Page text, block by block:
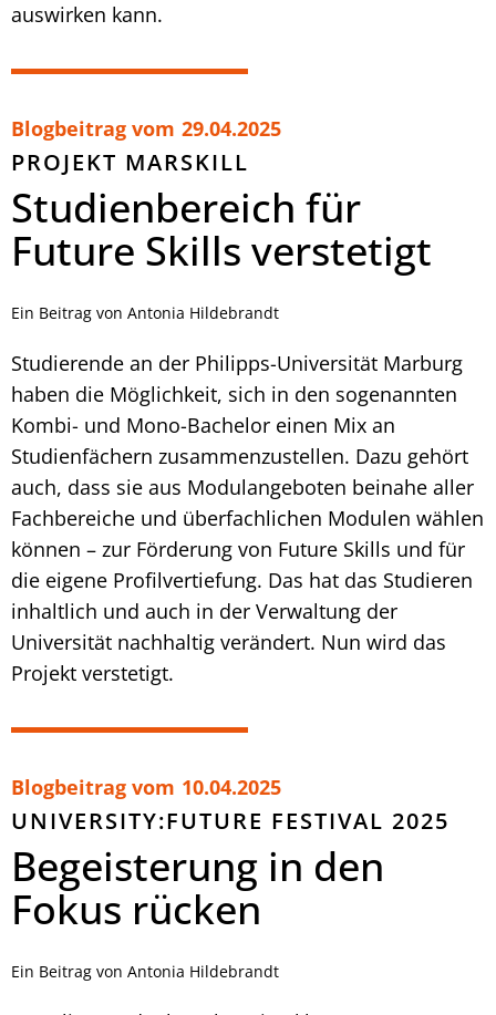
auswirken kann.
Blogbeitrag vom 29.04.2025
PROJEKT MARSKILL
Studienbereich für
Future Skills verstetigt
Ein Beitrag von Antonia Hildebrandt
Studierende an der Philipps-Universität Marburg
haben die Möglichkeit, sich in den sogenannten
Kombi- und Mono-Bachelor einen Mix an
Studienfächern zusammenzustellen. Dazu gehört
auch, dass sie aus Modulangeboten beinahe aller
Fachbereiche und überfachlichen Modulen wählen
können – zur Förderung von Future Skills und für
die eigene Profilvertiefung. Das hat das Studieren
inhaltlich und auch in der Verwaltung der
Universität nachhaltig verändert. Nun wird das
Projekt verstetigt.
Blogbeitrag vom 10.04.2025
UNIVERSITY:FUTURE FESTIVAL 2025
Begeisterung in den
Fokus rücken
Ein Beitrag von Antonia Hildebrandt